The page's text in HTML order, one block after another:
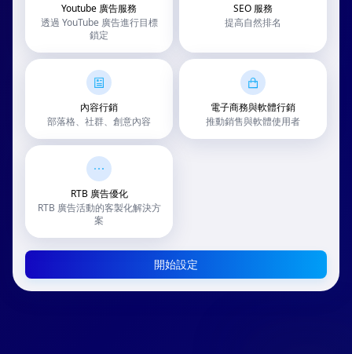
Youtube 廣告服務
透過 YouTube 廣告進行目標
鎖定
SEO 服務
提高自然排名
內容行銷
部落格、社群、創意內容
電子商務與軟體行銷
推動銷售與軟體使用者
RTB 廣告優化
RTB 廣告活動的客製化解決方
案
開始設定